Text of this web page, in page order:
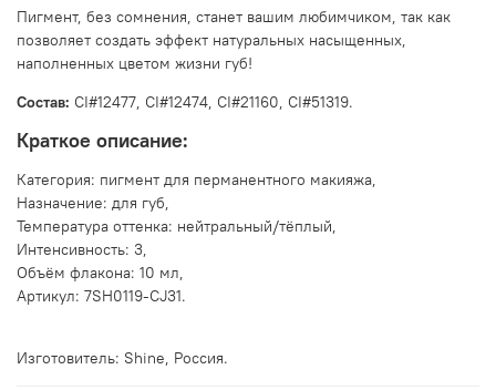
Пигмент, без сомнения, станет вашим любимчиком, так как
позволяет создать эффект натуральных насыщенных,
наполненных цветом жизни губ!
Состав: CI#12477, CI#12474, CI#21160, CI#51319.
Краткое описание:
Категория: пигмент для перманентного макияжа,
Назначение: для губ,
Температура оттенка: нейтральный/тёплый,
Интенсивность: 3,
Объём флакона: 10 мл,
Артикул: 7SH0119-CJ31.
Изготовитель: Shine, Россия.